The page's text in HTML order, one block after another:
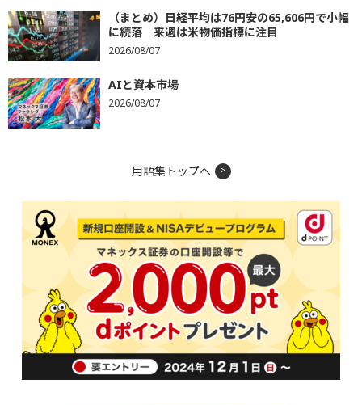
（まとめ）日経平均は76円安の65,606円で小幅
に続落 来週は米物価指標に注目
2026/08/07
AIと資本市場
2026/08/07
用語集トップへ